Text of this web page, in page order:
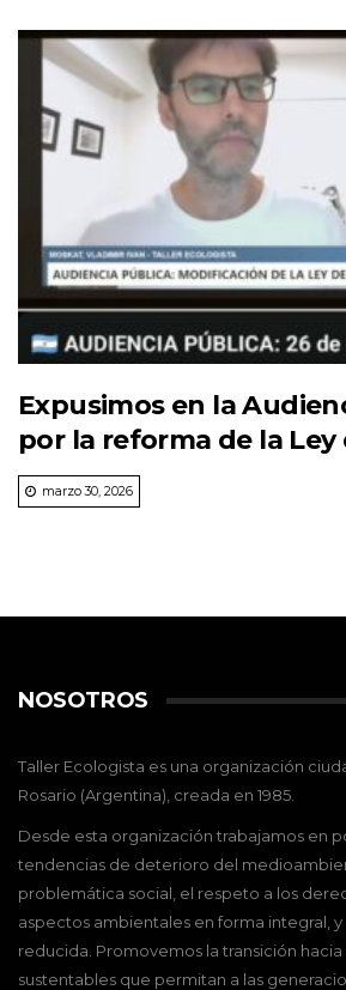
Expusimos en la
por la reforma de la Ley
marzo 30, 2026
NOSOTROS
Taller Ecologista es una organización
Rosario (Argentina), creada en 1985.
Desde esta organización trabajamos en
tendencias de deterioro del
problemática social, el respeto a los
aspectos ambientales en forma integral, y
reducida. Promovemos la transición
sustentables que permitan a las